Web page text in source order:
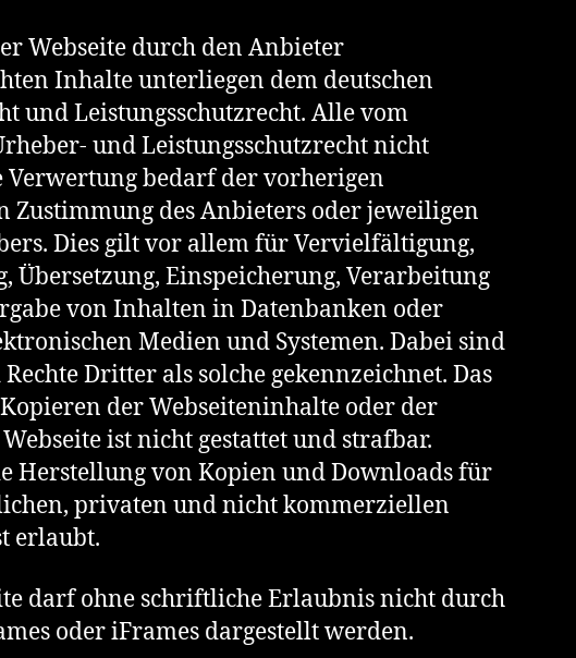
Webseite durch den Anbieter
Inhalte unterliegen dem deutschen
und Leistungsschutzrecht. Alle vom
und Leistungsschutzrecht nicht
Verwertung bedarf der vorherigen
Zustimmung des Anbieters oder jeweiligen
Dies gilt vor allem für Vervielfältigung,
Übersetzung, Einspeicherung, Verarbeitung
von Inhalten in Datenbanken oder
Medien und Systemen. Dabei sind
Dritter als solche gekennzeichnet. Das
der Webseiteninhalte oder der
ist nicht gestattet und strafbar.
Herstellung von Kopien und Downloads für
privaten und nicht kommerziellen
erlaubt.
darf ohne schriftliche Erlaubnis nicht durch
oder iFrames dargestellt werden.